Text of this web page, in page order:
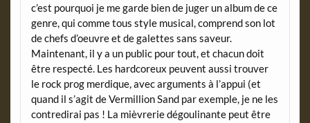
c’est pourquoi je me garde bien de juger un album de ce
genre, qui comme tous style musical, comprend son lot
de chefs d’oeuvre et de galettes sans saveur.
Maintenant, il y a un public pour tout, et chacun doit
être respecté. Les hardcoreux peuvent aussi trouver
le rock prog merdique, avec arguments à l’appui (et
quand il s’agit de Vermillion Sand par exemple, je ne les
contredirai pas ! La mièvrerie dégoulinante peut être